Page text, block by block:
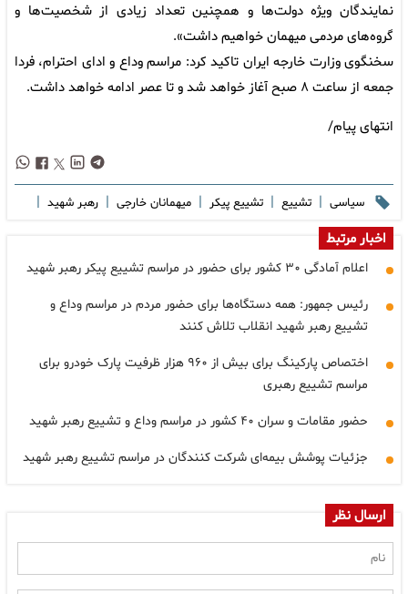
نمایندگان ویژه دولت‌ها و همچنین تعداد زیادی از شخصیت‌ها و
گروه‌های مردمی میهمان خواهیم داشت».
سخنگوی وزارت خارجه ایران تاکید کرد: مراسم وداع و ادای احترام، فردا
جمعه از ساعت ۸ صبح آغاز خواهد شد و تا عصر ادامه خواهد داشت.
انتهای پیام/
سیاسی | تشییع | تشییع پیکر | میهمانان خارجی | رهبر شهید |
اخبار مرتبط
اعلام آمادگی ۳۰ کشور برای حضور در مراسم تشییع پیکر رهبر شهید
رئیس جمهور: همه دستگاه‌ها برای حضور مردم در مراسم وداع و
تشییع رهبر شهید انقلاب تلاش کنند
اختصاص پارکینگ برای بیش از ۹۶۰ هزار ظرفیت پارک خودرو برای
مراسم تشییع رهبری
حضور مقامات و سران ۴۰ کشور در مراسم وداع و تشییع رهبر شهید
جزئیات پوشش بیمه‌ای شرکت کنندگان در مراسم تشییع رهبر شهید
ارسال نظر